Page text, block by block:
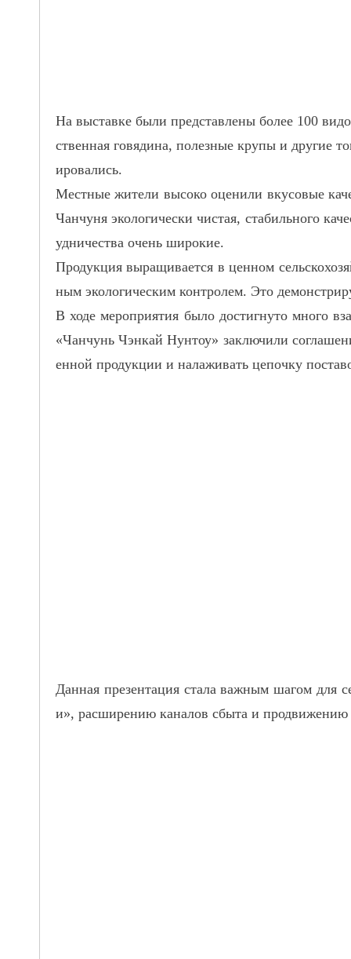
На выставке были представлены более 100
ственная говядина, полезные крупы и другие
ировались.
Местные жители высоко оценили вкусовые
Чанчуня экологически чистая, стабильного
удничества очень широкие.
Продукция выращивается в ценном
ным экологическим контролем. Это
В ходе мероприятия было достигнуто много
«Чанчунь Чэнкай Нунтоу» заключили
енной продукции и налаживать цепочку
Данная презентация стала важным шагом для
и», расширению каналов сбыта и продвижению